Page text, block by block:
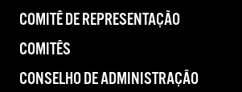
COMITÊ DE REPRESENTAÇÃO
COMITÊS
CONSELHO DE ADMINISTRAÇÃO